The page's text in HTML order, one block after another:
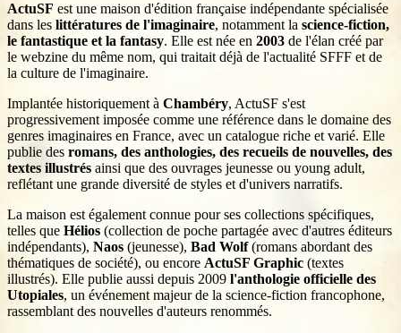
ActuSF est une maison d'édition française indépendante spécialisée
dans les littératures de l'imaginaire, notamment la science‑fiction,
le fantastique et la fantasy. Elle est née en 2003 de l'élan créé par
le webzine du même nom, qui traitait déjà de l'actualité SFFF et de
la culture de l'imaginaire.
Implantée historiquement à Chambéry, ActuSF s'est
progressivement imposée comme une référence dans le domaine des
genres imaginaires en France, avec un catalogue riche et varié. Elle
publie des romans, des anthologies, des recueils de nouvelles, des
textes illustrés ainsi que des ouvrages jeunesse ou young adult,
reflétant une grande diversité de styles et d'univers narratifs.
La maison est également connue pour ses collections spécifiques,
telles que Hélios (collection de poche partagée avec d'autres éditeurs
indépendants), Naos (jeunesse), Bad Wolf(romans abordant des
thématiques de société), ou encore ActuSF Graphic (textes
illustrés). Elle publie aussi depuis 2009 l'anthologie officielle des
Utopiales, un événement majeur de la science‑fiction francophone,
rassemblant des nouvelles d'auteurs renommés.